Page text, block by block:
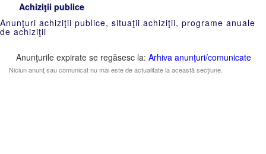
Achiziţii publice
Anunţuri achiziţii publice, situaţii achiziţii, programe anuale
de achiziţii
Anunţurile expirate se regăsesc la: Arhiva anunţuri/comunicate
Niciun anunţ sau comunicat nu mai este de actualitate la această secţiune.